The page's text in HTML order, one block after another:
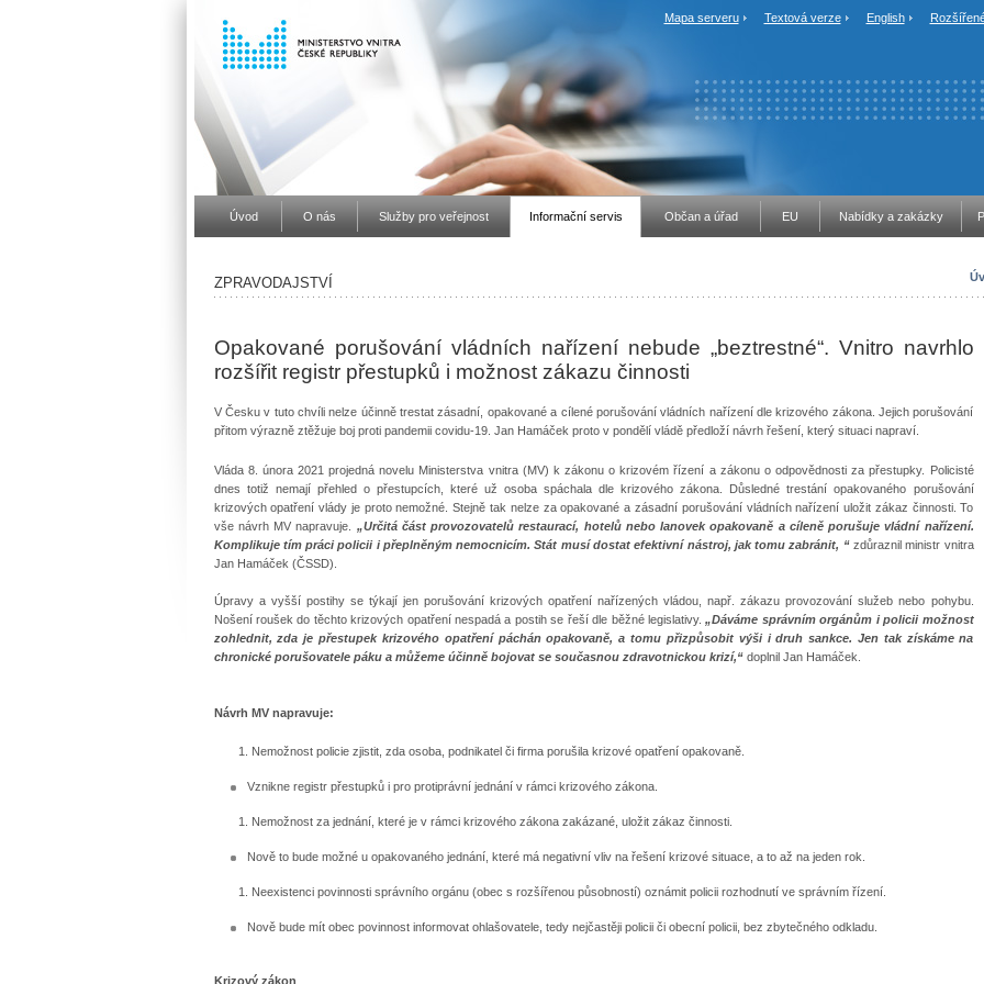
Mapa serveru Textová verze English
Úvod O nás Služby pro veřejnost Informační servis Občan a úřad EU Nabídky a zakázky
ZPRAVODAJSTVÍ
Opakované porušování vládních nařízení nebude „beztrestné“. Vnitro navrhlo
rozšířit registr přestupků i možnost zákazu činnosti
V Česku v tuto chvíli nelze účinně trestat zásadní, opakované a cílené porušování vládních nařízení dle krizového zákona. Jejich porušování
přitom výrazně ztěžuje boj proti pandemii covidu-19. Jan Hamáček proto v pondělí vládě předloží návrh řešení, který situaci napraví.
Vláda 8. února 2021 projedná novelu Ministerstva vnitra (MV) k zákonu o krizovém řízení a zákonu o odpovědnosti za přestupky. Policisté
dnes totiž nemají přehled o přestupcích, které už osoba spáchala dle krizového zákona. Důsledné trestání opakovaného porušování
krizových opatření vlády je proto nemožné. Stejně tak nelze za opakované a zásadní porušování vládních nařízení uložit zákaz činnosti. To
vše návrh MV napravuje. „Určitá část provozovatelů restaurací, hotelů nebo lanovek opakovaně a cíleně porušuje vládní nařízení.
Komplikuje tím práci policii i přeplněným nemocnicím. Stát musí dostat efektivní nástroj, jak tomu zabránit, “zdůraznil ministr vnitra
Jan Hamáček (ČSSD).
Úpravy a vyšší postihy se týkají jen porušování krizových opatření nařízených vládou, např. zákazu provozování služeb nebo pohybu.
Nošení roušek do těchto krizových opatření nespadá a postih se řeší dle běžné legislativy.„Dáváme správním orgánům i policii možnost
zohlednit, zda je přestupek krizového opatření páchán opakovaně, a tomu přizpůsobit výši i druh sankce. Jen tak získáme na
chronické porušovatele páku a můžeme účinně bojovat se současnou zdravotnickou krizí,“ doplnil Jan Hamáček.
Návrh MV napravuje:
Nemožnost policie zjistit, zda osoba, podnikatel či firma porušila krizové opatření opakovaně.
Vznikne registr přestupků i pro protiprávní jednání v rámci krizového zákona.
Nemožnost za jednání, které je v rámci krizového zákona zakázané, uložit zákaz činnosti.
Nově to bude možné u opakovaného jednání, které má negativní vliv na řešení krizové situace, a to až na jeden rok.
Neexistenci povinnosti správního orgánu (obec s rozšířenou působností) oznámit policii rozhodnutí ve správním řízení.
Nově bude mít obec povinnost informovat ohlašovatele, tedy nejčastěji policii či obecní policii, bez zbytečného odkladu.
Krizový zákon